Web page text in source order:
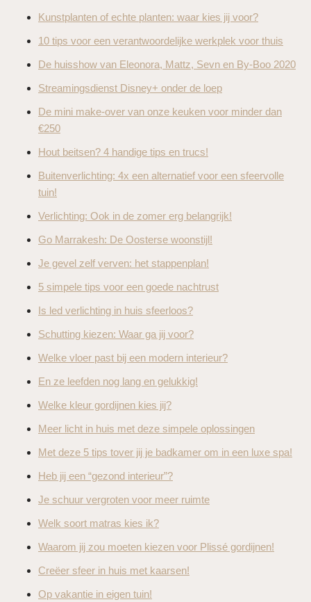
Kunstplanten of echte planten: waar kies jij voor?
10 tips voor een verantwoordelijke werkplek voor thuis
De huisshow van Eleonora, Mattz, Sevn en By-Boo 2020
Streamingsdienst Disney+ onder de loep
De mini make-over van onze keuken voor minder dan
€250
Hout beitsen? 4 handige tips en trucs!
Buitenverlichting: 4x een alternatief voor een sfeervolle
tuin!
Verlichting: Ook in de zomer erg belangrijk!
Go Marrakesh: De Oosterse woonstijl!
Je gevel zelf verven: het stappenplan!
5 simpele tips voor een goede nachtrust
Is led verlichting in huis sfeerloos?
Schutting kiezen: Waar ga jij voor?
Welke vloer past bij een modern interieur?
En ze leefden nog lang en gelukkig!
Welke kleur gordijnen kies jij?
Meer licht in huis met deze simpele oplossingen
Met deze 5 tips tover jij je badkamer om in een luxe spa!
Heb jij een “gezond interieur”?
Je schuur vergroten voor meer ruimte
Welk soort matras kies ik?
Waarom jij zou moeten kiezen voor Plissé gordijnen!
Creëer sfeer in huis met kaarsen!
Op vakantie in eigen tuin!